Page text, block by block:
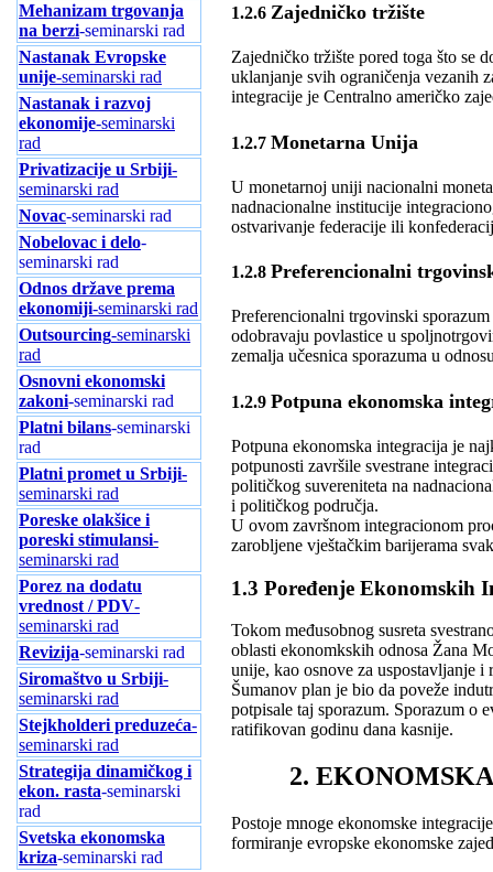
Mehanizam trgovanja
na berzi-seminarski rad
Nastanak Evropske
unije-seminarski rad
Nastanak i razvoj
ekonomije-seminarski
rad
Privatizacije u Srbiji-
seminarski rad
Novac-seminarski rad
Nobelovac i delo-
seminarski rad
Odnos države prema
ekonomiji-seminarski rad
Outsourcing-seminarski
rad
Osnovni ekonomski
zakoni-seminarski rad
Platni bilans-seminarski
rad
Platni promet u Srbiji-
seminarski rad
Poreske olakšice i
poreski stimulansi-
seminarski rad
Porez na dodatu
vrednost / PDV-
seminarski rad
Revizija-seminarski rad
Siromaštvo u Srbiji-
seminarski rad
Stejkholderi preduzeća-
seminarski rad
Strategija dinamičkog i
ekon. rasta-seminarski
rad
Svetska ekonomska
kriza-seminarski rad
1.2.6 Zajedničko tržište
Zajedničko tržište pored toga što se
uklanjanje svih ograničenja vezanih
integracije je Centralno američko
1.2.7 Monetarna Unija
U monetarnoj uniji nacionalni
nadnacionalne institucije
ostvarivanje federacije ili
1.2.8 Preferencionalni
Preferencionalni trgovinski
odobravaju povlastice u
zemalja učesnica sporazuma u
1.2.9 Potpuna ekonomska
Potpuna ekonomska integracija je
potpunosti završile svestrane
političkog suvereniteta na
i političkog područja.
U ovom završnom integracionom
zarobljene vještačkim barijerama
1.3 Poređenje Ekonomskih
Tokom međusobnog susreta
oblasti ekonomkskih odnosa Žana
unije, kao osnove za uspostavljanje
Šumanov plan je bio da poveže
potpisale taj sporazum. Sporazum o
ratifikovan godinu dana kasnije.
2.
Postoje mnoge ekonomske
formiranje evropske ekonomske